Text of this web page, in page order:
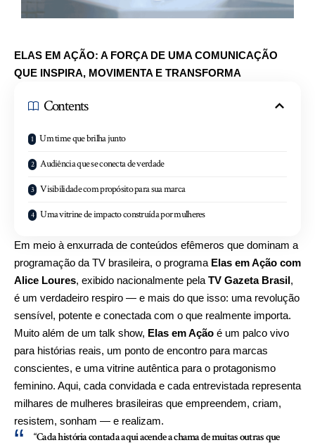
ELAS EM AÇÃO: A FORÇA DE UMA COMUNICAÇÃO
QUE INSPIRA, MOVIMENTA E TRANSFORMA
Contents
Um time que brilha junto
Audiência que se conecta de verdade
Visibilidade com propósito para sua marca
Uma vitrine de impacto construída por mulheres
Em meio à enxurrada de conteúdos efêmeros que dominam a
programação da TV brasileira, o programa Elas em Ação com
Alice Loures, exibido nacionalmente pela TV Gazeta Brasil,
é um verdadeiro respiro — e mais do que isso: uma revolução
sensível, potente e conectada com o que realmente importa.
Muito além de um talk show, Elas em Ação é um palco vivo
para histórias reais, um ponto de encontro para marcas
conscientes, e uma vitrine autêntica para o protagonismo
feminino. Aqui, cada convidada e cada entrevistada representa
milhares de mulheres brasileiras que empreendem, criam,
resistem, sonham — e realizam.
“Cada história contada aqui acende a chama de muitas outras que